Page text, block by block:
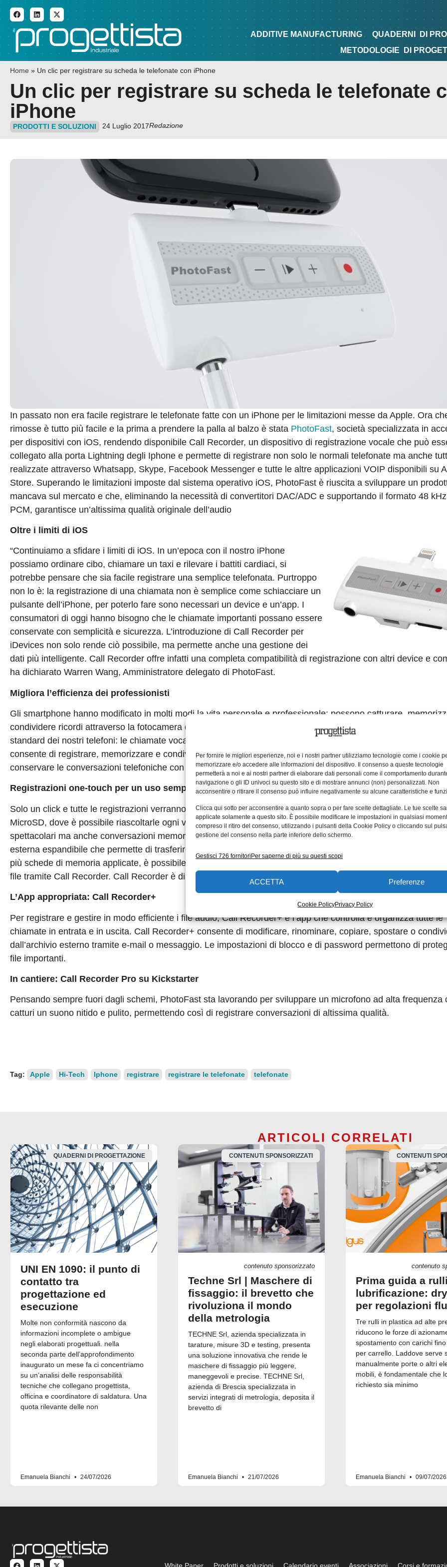
Per fornire le migliori esperienze, noi e i nostri partner utilizziamo tecnologie come i cookie
memorizzare e/o accedere alle informazioni del dispositivo. Il consenso a queste tecnologie
permetterà a noi e ai nostri partner di elaborare dati personali come il comportamento
navigazione o gli ID univoci su questo sito e di mostrare annunci (non) personalizzati. Non
acconsentire o ritirare il consenso può influire negativamente su alcune caratteristiche e
Clicca qui sotto per acconsentire a quanto sopra o per fare scelte dettagliate. Le tue scelte
applicate solamente a questo sito. È possibile modificare le impostazioni in qualsiasi
compreso il ritiro del consenso, utilizzando i pulsanti della Cookie Policy o cliccando sul
gestione del consenso nella parte inferiore dello schermo.
Gestisci 726 fornitoriPer saperne di più su questi scopi
ACCETTA Preferenze
Cookie PolicyPrivacy Policy
ADDITIVE MANUFACTURING QUADERNI DI PROGETTAZIONE TIPS&TRICKS
ADDITIVE MANUFACTURING QUADERNI DI
METODOLOGIE
DI
Home » Un clic per registrare su scheda le telefonate con iPhone
Un clic per registrare su scheda le telefonate
iPhone
PRODOTTI E SOLUZIONI 24 Luglio 2017Redazione
In passato non era facile registrare le telefonate fatte con un iPhone per le limitazioni messe da Apple. Ora
rimosse è tutto più facile e la prima a prendere la palla al balzo è stata PhotoFast, società specializzata in
per dispositivi con iOS, rendendo disponibile Call Recorder, un dispositivo di registrazione vocale che può
collegato alla porta Lightning degli Iphone e permette di registrare non solo le normali telefonate ma anche
realizzate attraverso Whatsapp, Skype, Facebook Messenger e tutte le altre applicazioni VOIP disponibili su
Store. Superando le limitazioni imposte dal sistema operativo iOS, PhotoFast è riuscita a sviluppare un
mancava sul mercato e che, eliminando la necessità di convertitori DAC/ADC e supportando il formato 48
PCM, garantisce un’altissima qualità originale dell’audio
Oltre i limiti di iOS
“Continuiamo a sfidare i limiti di iOS. In un’epoca con il nostro iPhone
possiamo ordinare cibo, chiamare un taxi e rilevare i battiti cardiaci, si
potrebbe pensare che sia facile registrare una semplice telefonata. Purtroppo
non lo è: la registrazione di una chiamata non è semplice come schiacciare un
pulsante dell’iPhone, per poterlo fare sono necessari un device e un’app. I
consumatori di oggi hanno bisogno che le chiamate importanti possano essere
conservate con semplicità e sicurezza. L’introduzione di Call Recorder per
iDevices non solo rende ciò possibile, ma permette anche una gestione dei
dati più intelligente. Call Recorder offre infatti una completa compatibilità di registrazione con altri device e
ha dichiarato Warren Wang, Amministratore delegato di PhotoFast.
Migliora l’efficienza dei professionisti
Gli smartphone hanno modificato in molti modi la vita personale e professionale: possono catturare,
condividere ricordi attraverso la fotocamera dello smartphone, ma stranamente hanno ignorato una delle
standard dei nostri telefoni: le chiamate vocali. Call Recorder è il primo dispositivo del suo genere per iPhone
consente di registrare, memorizzare e condividere telefonate vocali e telefonate via internet. Il dispositivo
conservare le conversazioni telefoniche con un solo click.
Registrazioni one-touch per un uso semplice e facile in tutte le chiamate
Solo un click e tutte le registrazioni verranno archiviate istantaneamente nella memoria In-App e nella scheda
MicroSD, dove è possibile riascoltarle ogni volta si vuole. Da oggi sarà dunque possibile archiviare non solo
spettacolari ma anche conversazioni memorabili. La scheda microSD offre inoltre il vantaggio di
esterna espandibile che permette di trasferire musica, video, foto e contatti tra la scheda microSD e l’iDevice.
più schede di memoria applicate, è possibile liberare lo spazio di archiviazione dell’iPhone, fare backup e
file tramite Call Recorder. Call Recorder è disponibile a partire da: 99 euro (prezzo al pubblico consigliato)
L’App appropriata: Call Recorder+
Per registrare e gestire in modo efficiente i file audio, Call Recorder+ è l’app che controlla e organizza tutte le
chiamate in entrata e in uscita. Call Recorder+ consente di modificare, rinominare, copiare, spostare o
dall’archivio esterno tramite e-mail o messaggio. Le impostazioni di blocco e di password permettono di
file importanti.
In cantiere: Call Recorder Pro su Kickstarter
Pensando sempre fuori dagli schemi, PhotoFast sta lavorando per sviluppare un microfono ad alta frequenza
catturi un suono nitido e pulito, permettendo così di registrare conversazioni di altissima qualità.
Tag: Apple Hi-Tech Iphone registrare registrare le telefonate telefonate
ARTICOLI CORRELATI
QUADERNI DI PROGETTAZIONE
UNI EN 1090: il punto di
contatto tra
progettazione ed
esecuzione
Molte non conformità nascono da
informazioni incomplete o ambigue
negli elaborati progettuali. nella
seconda parte dell’approfondimento
inaugurato un mese fa ci concentriamo
su un’analisi delle responsabilità
tecniche che collegano progettista,
officina e coordinatore di saldatura. Una
quota rilevante delle non
Emanuela Bianchi 24/07/2026
CONTENUTI SPONSORIZZATI
contenuto sponsorizzato
Techne Srl | Maschere di
fissaggio: il brevetto che
rivoluziona il mondo
della metrologia
TECHNE Srl, azienda specializzata in
tarature, misure 3D e testing, presenta
una soluzione innovativa che rende le
maschere di fissaggio più leggere,
maneggevoli e precise. TECHNE Srl,
azienda di Brescia specializzata in
servizi integrati di metrologia, deposita il
brevetto di
Emanuela Bianchi 21/07/2026
CONTENUTI
contenuto
Prima guida a
lubrificazione:
per regolazioni
Tre rulli in plastica ad alte
riducono le forze di
spostamento con carichi
per carrello. Laddove serve
manualmente porte o altri
mobili, è fondamentale che
richiesto sia minimo
Emanuela Bianchi 09/07/2026
White Paper Prodotti e soluzioni Calendario eventi Associazioni Corsi e